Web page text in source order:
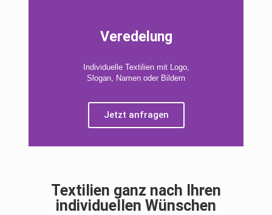
Veredelung
Individuelle Textilien mit Logo,
Slogan, Namen oder Bildern
Jetzt anfragen
Textilien ganz nach Ihren
individuellen Wünschen